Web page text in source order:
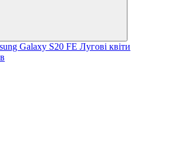
Galaxy S20 FE Лугові квіти